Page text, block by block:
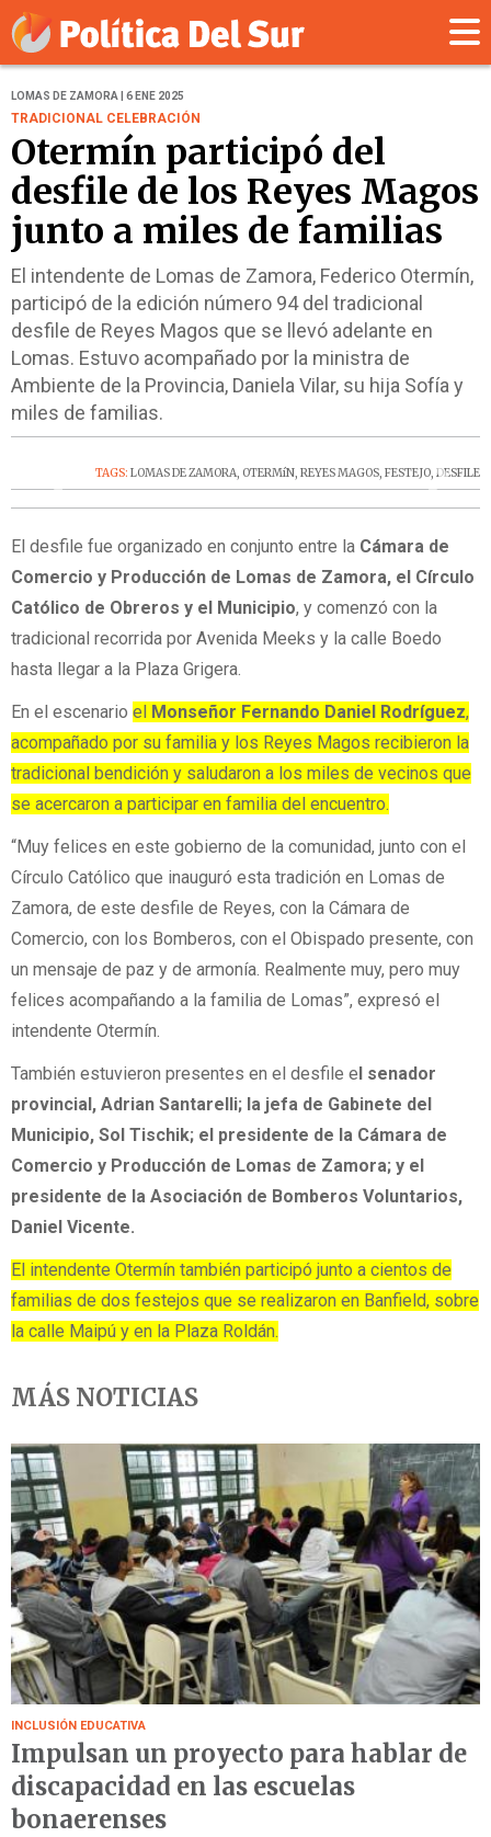
LOMAS DE ZAMORA | 6 ENE 2025
TRADICIONAL CELEBRACIÓN
Otermín participó del
desfile de los Reyes Magos
junto a miles de familias
El intendente de Lomas de Zamora, Federico Otermín,
participó de la edición número 94 del tradicional
desfile de Reyes Magos que se llevó adelante en
Lomas. Estuvo acompañado por la ministra de
Ambiente de la Provincia, Daniela Vilar, su hija Sofía y
miles de familias.
‹ ›
TAGS: LOMAS DE ZAMORA, OTERMíN, REYES MAGOS, FESTEJO, DESFILE
El desfile fue organizado en conjunto entre la Cámara de
Comercio y Producción de Lomas de Zamora, el Círculo
Católico de Obreros y el Municipio, y comenzó con la
tradicional recorrida por Avenida Meeks y la calle Boedo
hasta llegar a la Plaza Grigera.
En el escenario el Monseñor Fernando Daniel Rodríguez,
acompañado por su familia y los Reyes Magos recibieron la
tradicional bendición y saludaron a los miles de vecinos que
se acercaron a participar en familia del encuentro.
“Muy felices en este gobierno de la comunidad, junto con el
Círculo Católico que inauguró esta tradición en Lomas de
Zamora, de este desfile de Reyes, con la Cámara de
Comercio, con los Bomberos, con el Obispado presente, con
un mensaje de paz y de armonía. Realmente muy, pero muy
felices acompañando a la familia de Lomas”, expresó el
intendente Otermín.
También estuvieron presentes en el desfile e l senador
provincial, Adrian Santarelli; la jefa de Gabinete del
Municipio, Sol Tischik; el presidente de la Cámara de
Comercio y Producción de Lomas de Zamora; y el
presidente de la Asociación de Bomberos Voluntarios,
Daniel Vicente.
El intendente Otermín también participó junto a cientos de
familias de dos festejos que se realizaron en Banfield, sobre
la calle Maipú y en la Plaza Roldán.
MÁS NOTICIAS
INCLUSIÓN EDUCATIVA
Impulsan un proyecto para hablar de
discapacidad en las escuelas
bonaerenses